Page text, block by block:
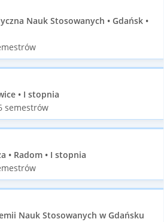
Nauk Stosowanych • Gdańsk •
• I stopnia
semestrów
• Radom • I stopnia
Nauk Stosowanych w Gdańsku